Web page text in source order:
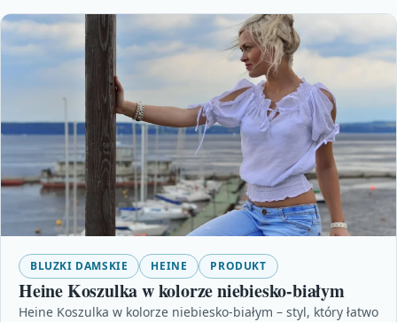
BLUZKI DAMSKIE HEINE PRODUKT
Heine Koszulka w kolorze niebiesko-białym
Heine Koszulka w kolorze niebiesko-białym – styl, który łatwo